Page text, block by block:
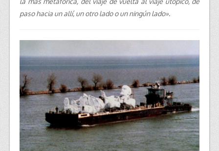
paso hacia un allí, un otro lado o un ningún lado».